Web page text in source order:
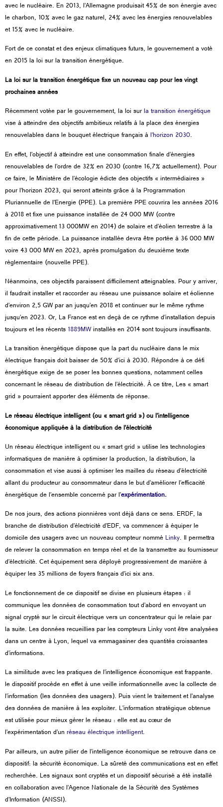
avec le nucléaire. En 2013, l’Allemagne produisait 45% de son énergie avec
le charbon, 10% avec le gaz naturel, 24% avec les énergies renouvelables
et 15% avec le nucléaire.
Fort de ce constat et des enjeux climatiques futurs, le gouvernement a voté
en 2015 la loi sur la transition énergétique.
La loi sur la transition énergétique fixe un nouveau cap pour les vingt
prochaines années
Récemment votée par le gouvernement, la loi surla transition énergétique
vise à atteindre des objectifs ambitieux relatifs à la place des énergies
renouvelables dans le bouquet électrique français àl’horizon 2030.
En effet, l’objectif à atteindre est une consommation finale d’énergies
renouvelables de l’ordre de 32% en 2030 (contre 16,7% actuellement). Pour
ce faire, le Ministère de l’écologie édicte des objectifs « intermédiaires »
pour l’horizon 2023, qui seront atteints grâce à la Programmation
Pluriannuelle de l’Energie (PPE). La première PPE couvrira les années 2016
à 2018 et fixe une puissance installée de 24 000 MW (contre
approximativement 13 000MW en 2014) de solaire et d’éolien terrestre à la
fin de cette période. La puissance installée devra être portée à 36 000 MW
voire 43 000 MW en 2023, après promulgation du deuxième texte
règlementaire (nouvelle PPE).
Néanmoins, ces objectifs paraissent difficilement atteignables. Pour y arriver,
il faudrait installer et raccorder au réseau une puissance solaire et éolienne
d’environ 2,5 GW par an jusqu’en 2018 et continuer sur le même rythme
jusqu’en 2023. Or, La France est en deçà de ce rythme d’installation depuis
toujours et les récents1889MWinstallés en 2014 sont toujours insuffisants.
La transition énergétique dispose que la part du nucléaire dans le mix
électrique français doit baisser de 50% d’ici à 2030. Répondre à ce défi
énergétique exige de se poser les bonnes questions, notamment celles
concernant leréseau de distribution de l’électricité. À ce titre, Les « smart
grid » pourraient apporter des éléments de réponse.
Le réseau électrique intelligent (ou « smart grid ») ou l’intelligence
économique appliquée à la distribution de l’électricité
Un réseau électrique intelligent ou « smart grid » utilise les technologies
informatiques de manière à optimiser la production, la distribution, la
consommation et vise aussi à optimiser les mailles du réseau d’électricité
allant du producteur au consommateur dans le but d’améliorer l’efficacité
énergétique de l’ensembleconcerné par l’expérimentation.
De nos jours, des actions pionnières vont déjà dans ce sens. ERDF, la
branche de distribution d’électricité d’EDF, va commencer à équiper le
domicile des usagers avec un nouveau compteur nomméLinky. Il permettra
de relever la consommation en temps réel et de la transmettre au fournisseur
d’électricité. Cet équipement sera déployé progressivement de manière à
équiper les 35 millions de foyers français d’ici six ans.
Le fonctionnement de ce dispositif se divise en plusieurs étapes : il
communiqueles données de consommationtout d’abord en envoyant un
signal crypté sur le circuit électrique vers un concentrateur qui le relaie par
la suite. Les données recueillies par les compteurs Linky vont être analysées
dans un centre à Lyon, lequel va emmagasiner des quantités croissantes
d’informations.
La similitude avec les pratiques de l’intelligence économique est frappante.
le dispositif procède en effet à une veille informationnelle avec la collecte de
l’information (les données des usagers). Puis vient le traitement et l’analyse
des données de manière à les exploiter. L’information stratégique obtenue
est utilisée pour mieux gérer le réseau : elle est au cœur de
l’expérimentation d’unréseau électrique intelligent.
Par ailleurs, un autre pilier de l’intelligence économique se retrouve dans ce
dispositif: la sécurité économique. La sûreté des communications est en effet
recherchée. Les signaux sont cryptés et un dispositif sécurisé a été installé
en collaboration avec l’Agence Nationale de la Sécurité des Systèmes
d’Information (ANSSI).